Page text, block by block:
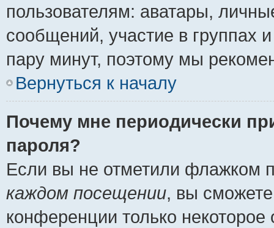
пользователям: аватары,
сообщений, участие в группах
пару минут, поэтому мы
Вернуться к началу
Почему мне периодически
пароля?
Если вы не отметили флажком
каждом посещении, вы
конференции только